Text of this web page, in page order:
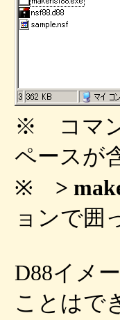
※ コマン
ペースが
※ >
ョンで囲
D88イメ
ことはで